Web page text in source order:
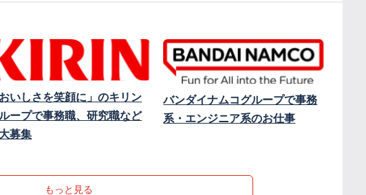
おいしさを笑顔に」のキリン
ープで事務職、研究職など
募集
バンダイナムコグループで事務
系・エンジニア系のお仕事
もっと見る